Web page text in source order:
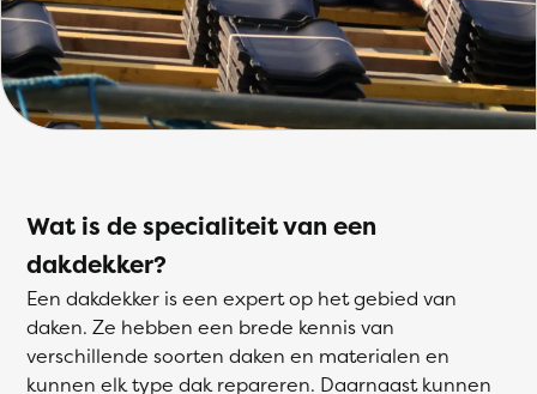
Wat is de specialiteit van een
dakdekker?
Een dakdekker is een expert op het gebied van
daken. Ze hebben een brede kennis van
verschillende soorten daken en materialen en
kunnen elk type dak repareren. Daarnaast kunnen